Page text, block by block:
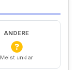
ANDERE
Meist unklar